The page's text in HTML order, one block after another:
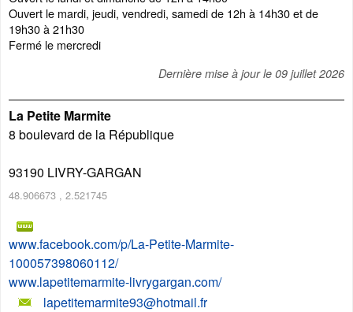
Ouvert le mardi, jeudi, vendredi, samedi de 12h à 14h30 et de
19h30 à 21h30
Fermé le mercredi
Dernière mise à jour le 09 juillet 2026
La Petite Marmite
8 boulevard de la République
93190 LIVRY-GARGAN
48.906673 , 2.521745
www.facebook.com/p/La-Petite-Marmite-
100057398060112/
www.lapetitemarmite-livrygargan.com/
lapetitemarmite93@hotmail.fr